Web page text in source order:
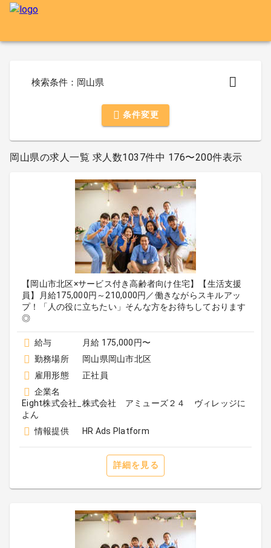
検索条件：岡山県
条件変更
岡山県の求人一覧 求人数1037件中 176〜200件表示
【岡山市北区×サービス付き高齢者向け住宅】【生活支援
員】月給175,000円～210,000円／働きながらスキルアッ
プ！「人の役に立ちたい」そんな方をお待ちしております
◎
給与
月給 175,000円〜
勤務場所
岡山県岡山市北区
雇用形態
正社員
企業名
Eight株式会社_株式会社 アミューズ２４ ヴィレッジに
よん
情報提供
HR Ads Platform
詳細を見る